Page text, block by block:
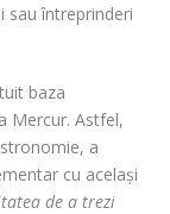
sau întreprinderi
baza
Mercur. Astfel,
a
cu același
de a trezi